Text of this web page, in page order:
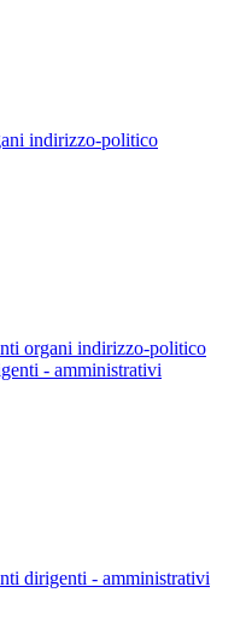
indirizzo-politico
organi indirizzo-politico
- amministrativi
dirigenti - amministrativi